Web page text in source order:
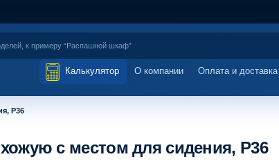
Калькулятор О компании Оплата и доставка
P36
с местом для сидения, P36